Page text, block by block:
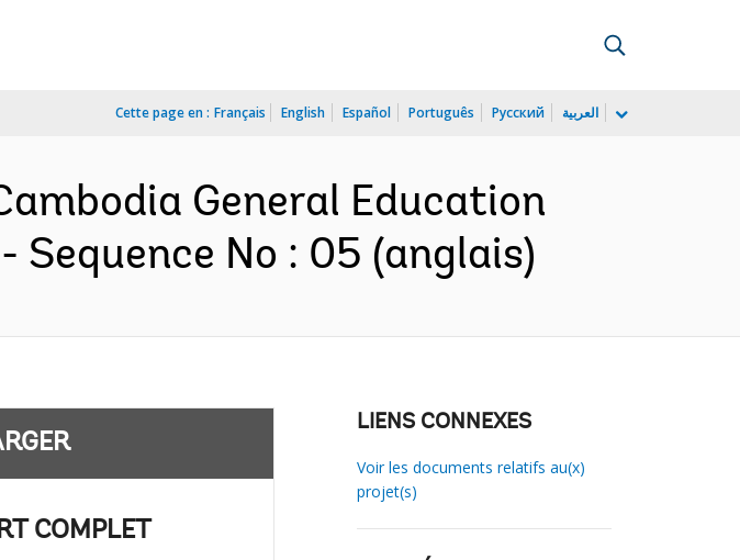
Cette page en : Français English Español Português Русский العربية
General Education
No : 05 (anglais)
COMPLET
LIENS CONNEXES
Voir les documents relatifs au(x)
projet(s)